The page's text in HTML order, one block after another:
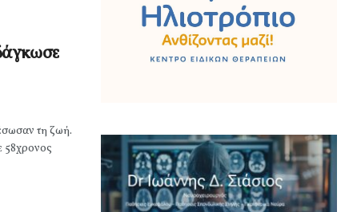
τη ζωή.
58χρονος